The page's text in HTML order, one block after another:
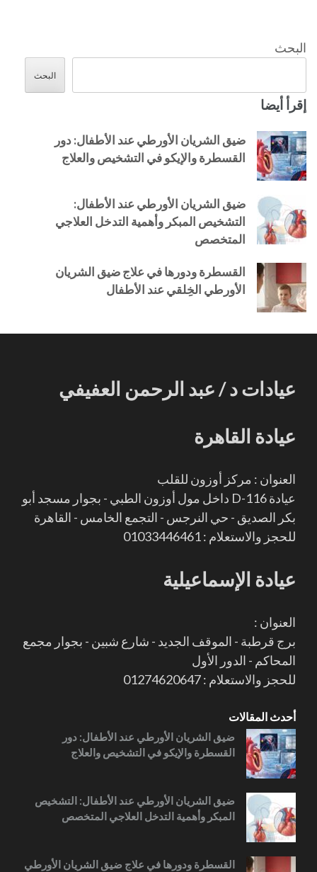
البحث
البحث
إقرأ أيضا
ضيق الشريان الأورطي عند الأطفال: دور
القسطرة والإيكو في التشخيص والعلاج
ضيق الشريان الأورطي عند الأطفال:
التشخيص المبكر وأهمية التدخل العلاجي
المتخصص
القسطرة ودورها في علاج ضيق الشريان
الأورطي الخِلقي عند الأطفال
عيادات د / عبد الرحمن العفيفي
عيادة القاهرة
العنوان : مركز أوزون للقلب
عيادة D-116 داخل مول أوزون الطبي - بجوار مسجد أبو
بكر الصديق - حي النرجس - التجمع الخامس - القاهرة
للحجز والاستعلام : 01033446461
عيادة الإسماعيلية
العنوان :
برج قرطبة - الموقف الجديد - شارع شبين - بجوار مجمع
المحاكم - الدور الأول
للحجز والاستعلام : 01274620647
أحدث المقالات
ضيق الشريان الأورطي عند الأطفال: دور
القسطرة والإيكو في التشخيص والعلاج
ضيق الشريان الأورطي عند الأطفال: التشخيص
المبكر وأهمية التدخل العلاجي المتخصص
القسطرة ودورها في علاج ضيق الشريان الأورطي